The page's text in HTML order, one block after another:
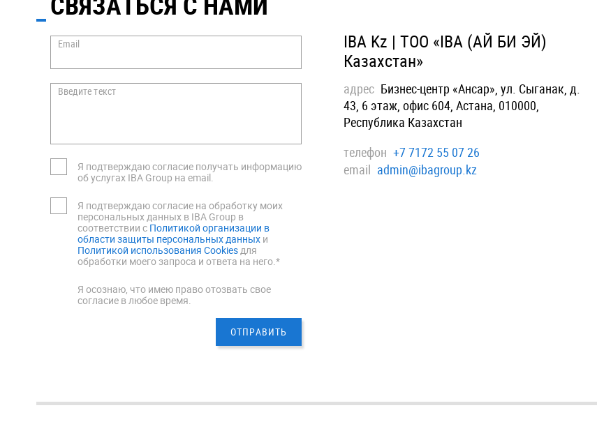
Email
Введите текст
Я подтверждаю согласие получать информацию
об услугах IBA Group на email.
Я подтверждаю согласие на обработку моих
персональных данных в IBA Group в
соответствии с Политикой организации в
области защиты персональных данных и
Политикой использования Cookiesдля
обработки моего запроса и ответа на него.*
Я осознаю, что имею право отозвать свое
согласие в любое время.
IBA Kz | ТОО «IBA (АЙ БИ ЭЙ)
Казахстан»
адрес Бизнес-центр «Ансар», ул. Сыганак, д.
43, 6 этаж, офис 604, Астана, 010000,
Республика Казахстан
телефон +7 7172 55 07 26
email admin@ibagroup.kz